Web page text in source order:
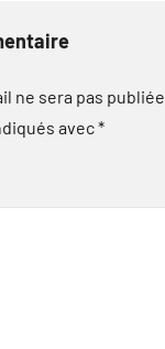
ne sera pas publiée.
avec*